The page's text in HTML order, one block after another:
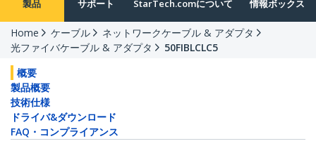
製品 サポート StarTech.comについて 情報ボックス
Home ケーブル
ネットワークケーブル & アダプタ
光ファイバケーブル & アダプタ
50FIBLCLC5
概要
製品概要
技術仕様
ドライバ&ダウンロード
FAQ・コンプライアンス